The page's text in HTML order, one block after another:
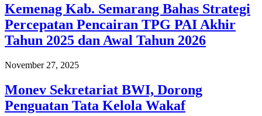
Kemenag Kab. Semarang Bahas Strategi
Percepatan Pencairan TPG PAI Akhir
Tahun 2025 dan Awal Tahun 2026
November 27, 2025
Monev Sekretariat BWI, Dorong
Penguatan Tata Kelola Wakaf